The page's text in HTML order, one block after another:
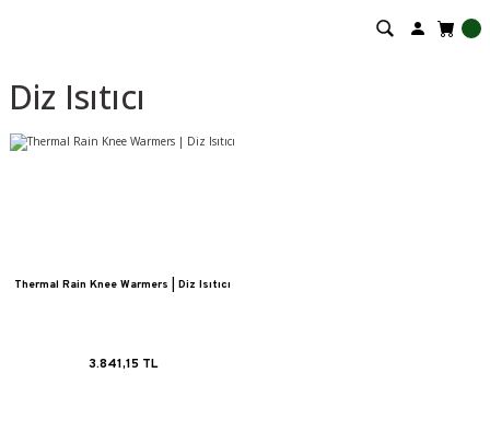
Diz Isıtıcı
Thermal Rain Knee Warmers | Diz Isıtıcı
3.841,15 TL